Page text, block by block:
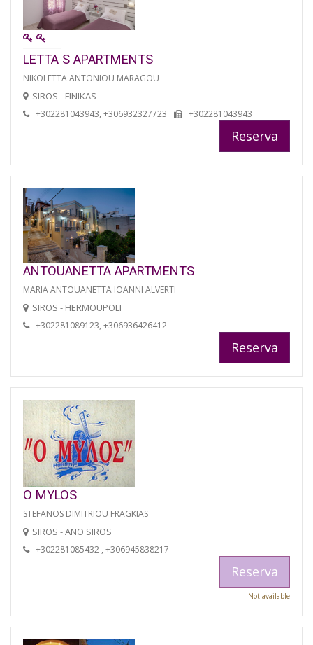
LETTA S APARTMENTS
NIKOLETTA ANTONIOU MARAGOU
SIROS - FINIKAS
+302281043943, +306932327723 +302281043943
Reserva
ANTOUANETTA APARTMENTS
MARIA ANTOUANETTA IOANNI ALVERTI
SIROS - HERMOUPOLI
+302281089123, +306936426412
Reserva
O MYLOS
STEFANOS DIMITRIOU FRAGKIAS
SIROS - ANO SIROS
+302281085432 , +306945838217
Reserva
Not available